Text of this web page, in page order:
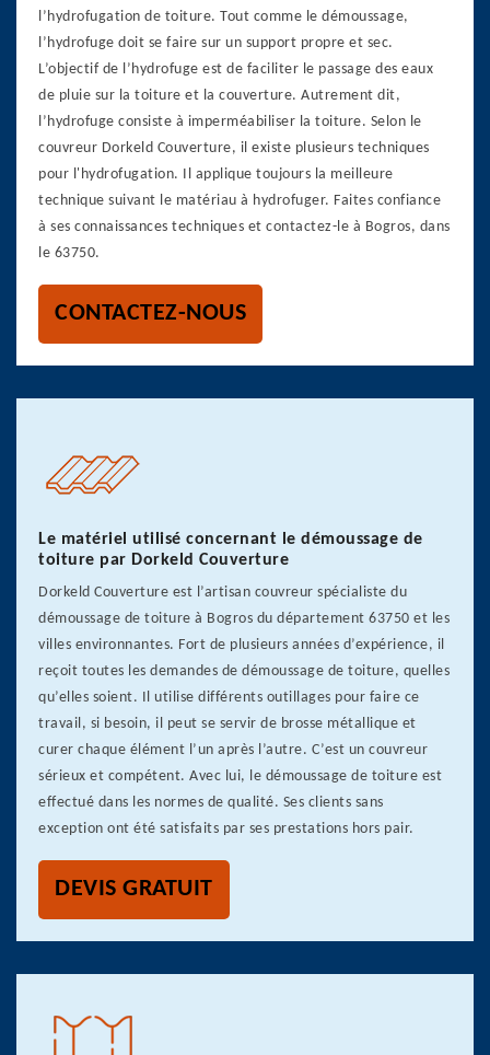
l’hydrofugation de toiture. Tout comme le démoussage,
l’hydrofuge doit se faire sur un support propre et sec.
L’objectif de l’hydrofuge est de faciliter le passage des eaux
de pluie sur la toiture et la couverture. Autrement dit,
l’hydrofuge consiste à imperméabiliser la toiture. Selon le
couvreur Dorkeld Couverture, il existe plusieurs techniques
pour l'hydrofugation. Il applique toujours la meilleure
technique suivant le matériau à hydrofuger. Faites confiance
à ses connaissances techniques et contactez-le à Bogros, dans
le 63750.
CONTACTEZ-NOUS
Le matériel utilisé concernant le démoussage de
toiture par Dorkeld Couverture
Dorkeld Couverture est l’artisan couvreur spécialiste du
démoussage de toiture à Bogros du département 63750 et les
villes environnantes. Fort de plusieurs années d’expérience, il
reçoit toutes les demandes de démoussage de toiture, quelles
qu’elles soient. Il utilise différents outillages pour faire ce
travail, si besoin, il peut se servir de brosse métallique et
curer chaque élément l’un après l’autre. C’est un couvreur
sérieux et compétent. Avec lui, le démoussage de toiture est
effectué dans les normes de qualité. Ses clients sans
exception ont été satisfaits par ses prestations hors pair.
DEVIS GRATUIT